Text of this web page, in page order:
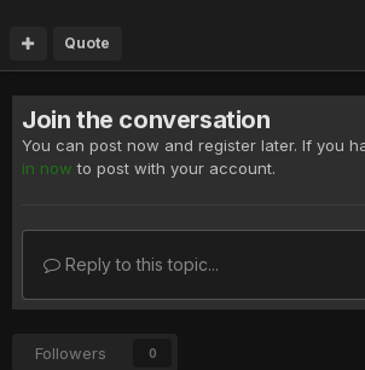
Quote
Join the conversation
You can post now and register later. If you
in now to post with your account.
Reply to this topic...
Followers 0